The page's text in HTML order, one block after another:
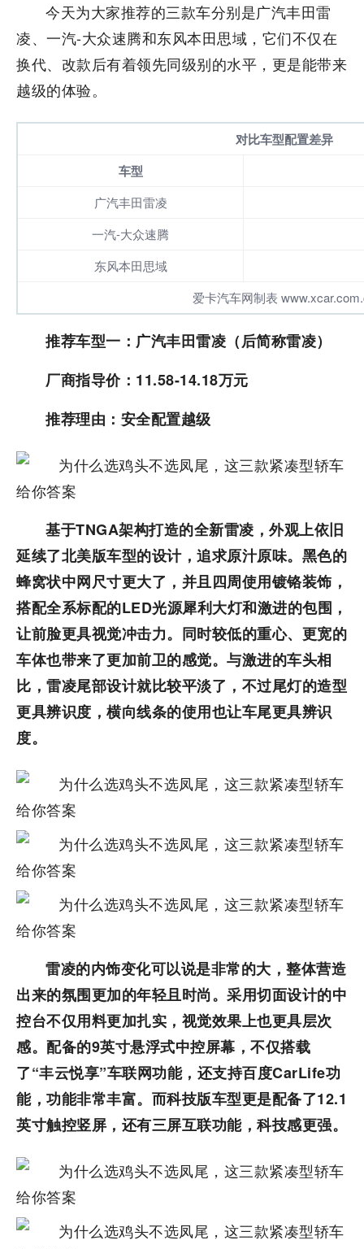
今天为大家推荐的三款车分别是广汽丰田雷
凌、一汽-大众速腾和东风本田思域，它们不仅在
换代、改款后有着领先同级别的水平，更是能带来
越级的体验。
对比车型配置差异
车型
广汽丰田雷凌
一汽-大众速腾
东风本田思域
爱卡汽车网制表
推荐车型一：广汽丰田雷凌（后简称雷凌）
厂商指导价：11.58-14.18万元
推荐理由：安全配置越级
基于TNGA架构打造的全新雷凌，外观上依旧
延续了北美版车型的设计，追求原汁原味。黑色的
蜂窝状中网尺寸更大了，并且四周使用镀铬装饰，
搭配全系标配的LED光源犀利大灯和激进的包围，
让前脸更具视觉冲击力。同时较低的重心、更宽的
车体也带来了更加前卫的感觉。与激进的车头相
比，雷凌尾部设计就比较平淡了，不过尾灯的造型
更具辨识度，横向线条的使用也让车尾更具辨识
度。
雷凌的内饰变化可以说是非常的大，整体营造
出来的氛围更加的年轻且时尚。采用切面设计的中
控台不仅用料更加扎实，视觉效果上也更具层次
感。配备的9英寸悬浮式中控屏幕，不仅搭载
了“丰云悦享”车联网功能，还支持百度CarLife功
能，功能非常丰富。而科技版车型更是配备了12.1
英寸触控竖屏，还有三屏互联功能，科技感更强。